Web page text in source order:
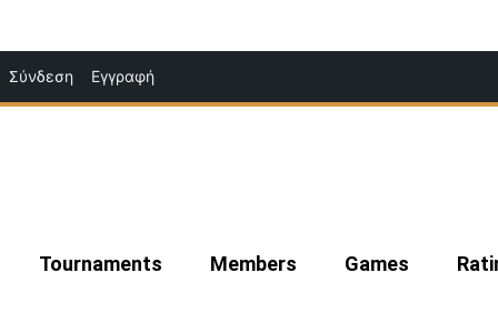
Σύνδεση Εγγραφή
στο
περιεχόμενο
Tournaments Members Games